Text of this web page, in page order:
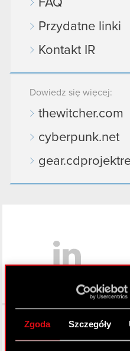
Zgoda Szczegóły
FAQ
Przydatne linki
Kontakt IR
Dowiedz się więcej:
thewitcher.com
cyberpunk.net